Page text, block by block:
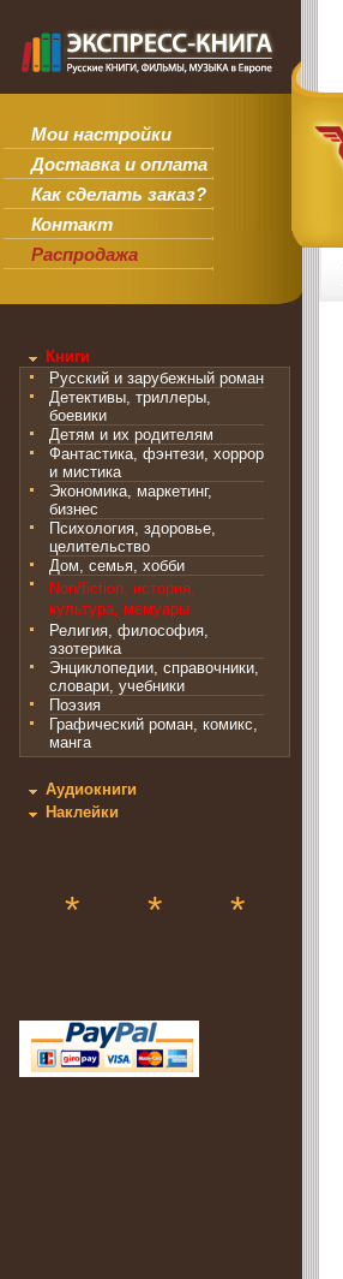
Мои настройки
Доставка и оплата
Как сделать заказ?
Контакт
Распродажа
Книги
Русский и зарубежный роман
Детективы, триллеры,
боевики
Детям и их родителям
Фантастика, фэнтези, хоррор
и мистика
Экономика, маркетинг,
бизнес
Психология, здоровье,
целительство
Дом, семья, хобби
Non/fiction, история,
культура, мемуары
Религия, философия,
эзотерика
Энциклопедии, справочники,
словари, учебники
Поэзия
Графический роман, комикс,
манга
Аудиокниги
Наклейки
* * *